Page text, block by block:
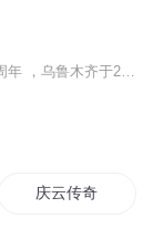
庆云传奇